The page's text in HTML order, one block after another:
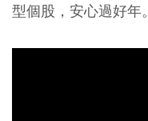
型個股，安心過好年。